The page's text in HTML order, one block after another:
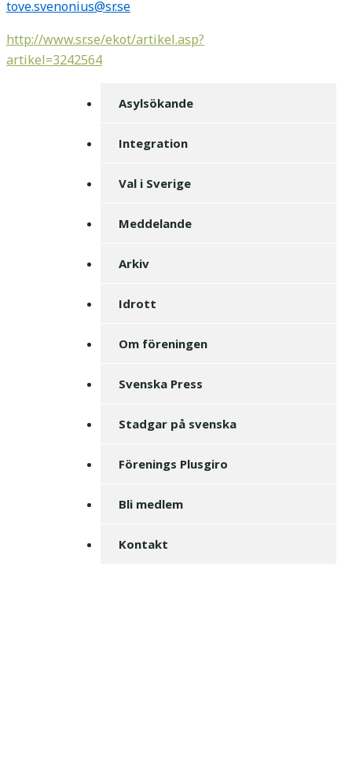
tove.svenonius@sr.se
http://www.sr.se/ekot/artikel.asp?
artikel=3242564
Asylsökande
Integration
Val i Sverige
Meddelande
Arkiv
Idrott
Om föreningen
Svenska Press
Stadgar på svenska
Förenings Plusgiro
Bli medlem
Kontakt